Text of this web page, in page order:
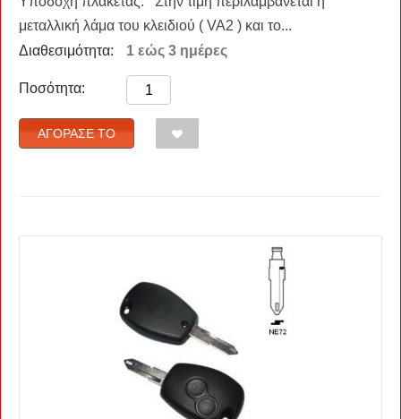
μεταλλική λάμα του κλειδιού ( VA2 ) και το...
Διαθεσιμότητα:
1 εώς 3 ημέρες
Ποσότητα:
ΑΓΌΡΑΣΈ ΤΟ